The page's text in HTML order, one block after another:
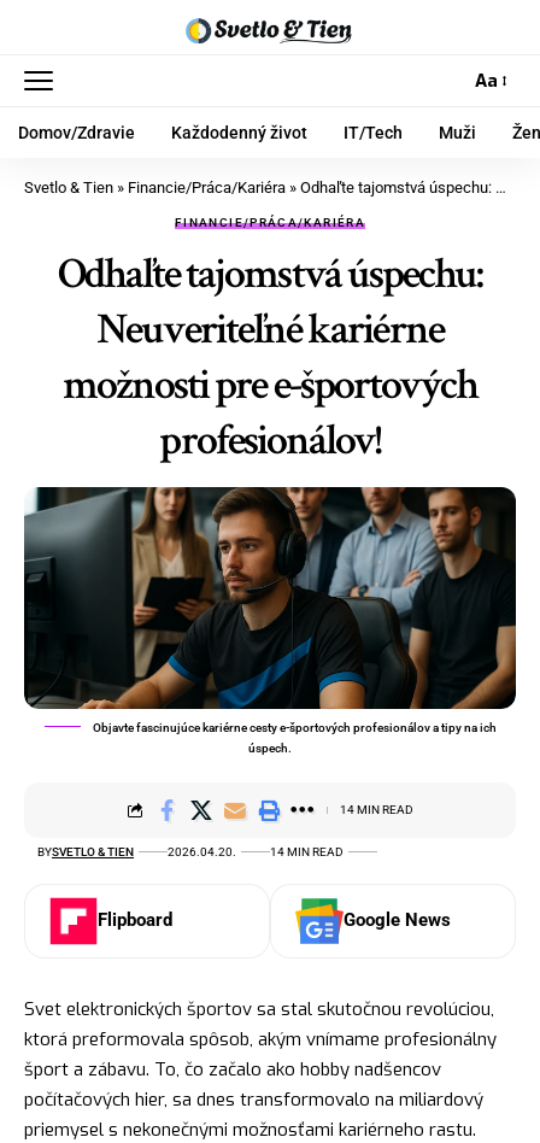
Aa
Domov/Zdravie Každodenný život IT/Tech Muži
Svetlo & Tien » Financie/Práca/Kariéra » Odhaľte tajomstvá úspechu: Neuveriteľné kariérne možnosti pre e-športových profesionálov!
FINANCIE/PRÁCA/KARIÉRA
Odhaľte tajomstvá úspechu:
Neuveriteľné kariérne
možnosti pre e-športových
profesionálov!
Objavte fascinujúce kariérne cesty e-športových profesionálov a tipy na ich
úspech.
BYSVETLO & TIEN 2026.04.20. 14 MIN READ
14 MIN READ
Flipboard Google News
Svet elektronických športov sa stal skutočnou revolúciou,
ktorá preformovala spôsob, akým vnímame profesionálny
šport a zábavu. To, čo začalo ako hobby nadšencov
počítačových hier, sa dnes transformovalo na miliardový
priemysel s nekonečnými možnosťami kariérneho rastu.